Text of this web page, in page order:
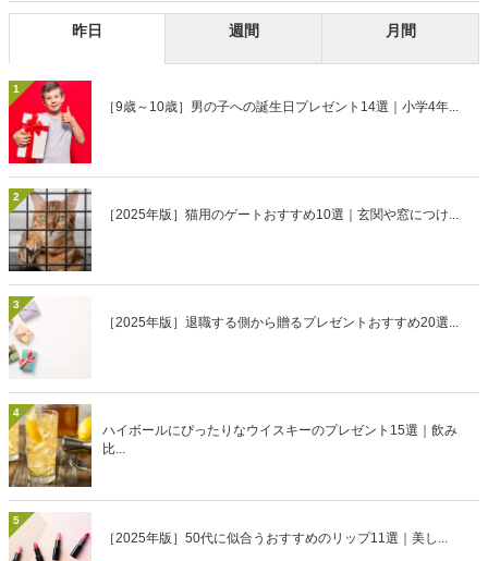
昨日 週間 月間
1
［9歳～10歳］男の子への誕生日プレゼント14選｜小学4年...
2
［2025年版］猫用のゲートおすすめ10選｜玄関や窓につけ...
3
［2025年版］退職する側から贈るプレゼントおすすめ20選...
4
ハイボールにぴったりなウイスキーのプレゼント15選｜飲み
比...
5
［2025年版］50代に似合うおすすめのリップ11選｜美し...